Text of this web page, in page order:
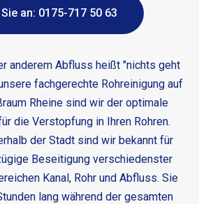
an: 0175-717 50 63
anderem Abfluss heißt "nichts geht
fachgerechte Rohreinigung auf
Rheine sind wir der optimale
die Verstopfung in Ihren Rohren.
der Stadt sind wir bekannt für
Beseitigung verschiedenster
Kanal, Rohr und Abfluss. Sie
lang während der gesamten